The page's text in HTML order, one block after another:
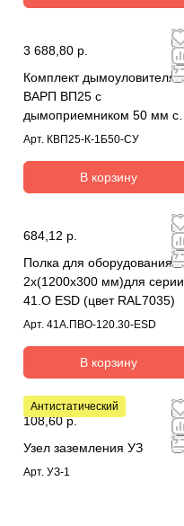
3 688,80 р.
Комплект дымоуловителя
ВАРП ВП25 с
дымоприемником 50 мм с
креплением на блок КВП25-
Арт. КВП25-К-1Б50-СУ
В корзину
684,12 р.
Полка для оборудования
2х(1200х300 мм)для серии
41.О ESD (цвет RAL7035)
Арт. 41А.ПВО-120.30-ESD
В корзину
Антистатический
108,60 р.
Узел заземления УЗ
Арт. УЗ-1